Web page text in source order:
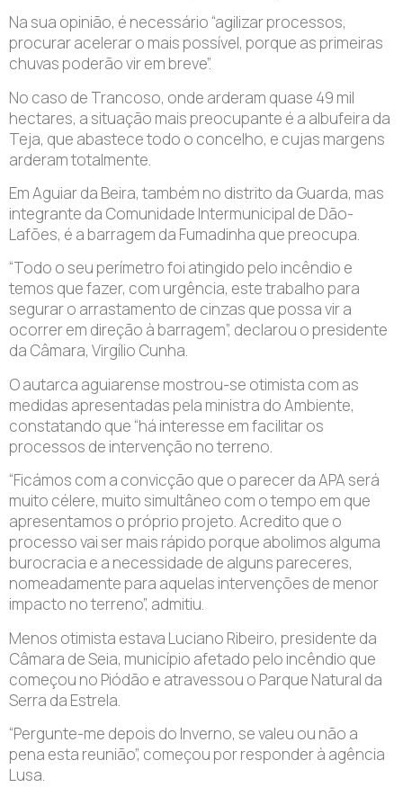
Na sua opinião, é necessário “agilizar processos,
procurar acelerar o mais possível, porque as primeiras
chuvas poderão vir em breve”.
No caso de Trancoso, onde arderam quase 49 mil
hectares, a situação mais preocupante é a albufeira da
Teja, que abastece todo o concelho, e cujas margens
arderam totalmente.
Em Aguiar da Beira, também no distrito da Guarda, mas
integrante da Comunidade Intermunicipal de Dão-
Lafões, é a barragem da Fumadinha que preocupa.
“Todo o seu perímetro foi atingido pelo incêndio e
temos que fazer, com urgência, este trabalho para
segurar o arrastamento de cinzas que possa vir a
ocorrer em direção à barragem”, declarou o presidente
da Câmara, Virgílio Cunha.
O autarca aguiarense mostrou-se otimista com as
medidas apresentadas pela ministra do Ambiente,
constatando que “há interesse em facilitar os
processos de intervenção no terreno.
“Ficámos com a convicção que o parecer da APA será
muito célere, muito simultâneo com o tempo em que
apresentamos o próprio projeto. Acredito que o
processo vai ser mais rápido porque abolimos alguma
burocracia e a necessidade de alguns pareceres,
nomeadamente para aquelas intervenções de menor
impacto no terreno”, admitiu.
Menos otimista estava Luciano Ribeiro, presidente da
Câmara de Seia, município afetado pelo incêndio que
começou no Piódão e atravessou o Parque Natural da
Serra da Estrela.
“Pergunte-me depois do Inverno, se valeu ou não a
pena esta reunião”, começou por responder à agência
Lusa.